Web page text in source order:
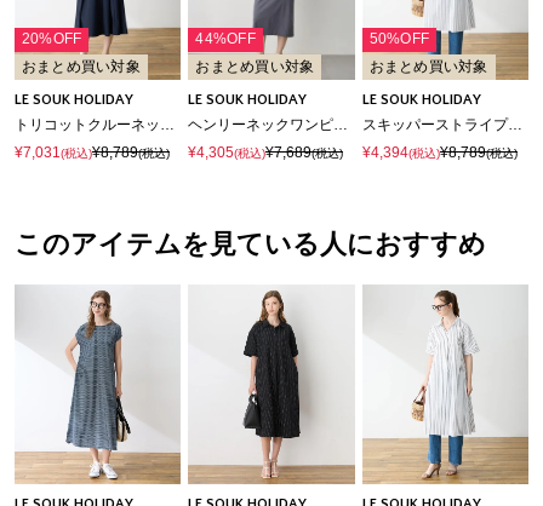
20%OFF
おまとめ買い対象
LE SOUK HOLIDAY
トリコットクルーネックカットワンピース【接触冷感・UVカット】
¥7,031 (税込)¥8,789(税込)
44%OFF
おまとめ買い対象
LE SOUK HOLIDAY
ヘンリーネックワンピース【接触冷感・吸水速乾】
¥4,305(税込)¥7,689(税込)
50%OFF
おまとめ買い対象
LE SOUK HOLIDAY
スキッパーストライプシャツワンピース
¥4,394(税込)¥8,789(税込)
このアイテムを見ている人におすすめ